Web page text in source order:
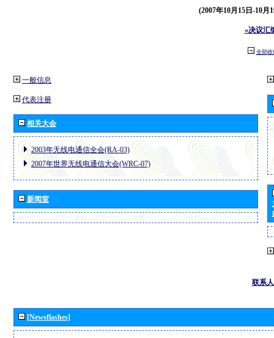
(2007年10月15日-10月
«决议汇
全部收
一般信息
代表注册
相关大会
2003年无线电通信全会(RA-03)
2007年世界无线电通信大会(WRC-07)
新闻室
联系人
[Newsflashes]